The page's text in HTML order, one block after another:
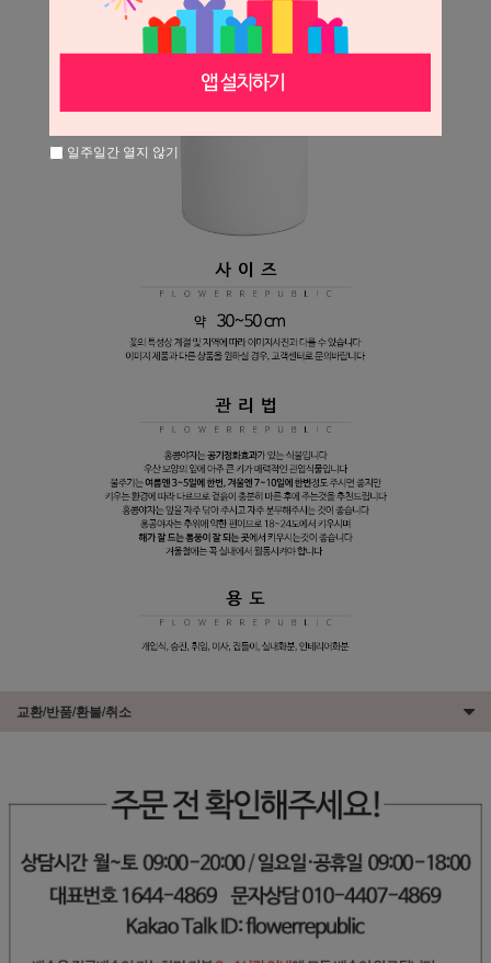
교환/반품/환불/취소
일주일간 열지 않기